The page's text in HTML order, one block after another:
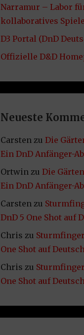
Narramur – Labor
kollaboratives
D3 Portal (DnD
Offizielle D&D
Neueste
Carstenzu Die
Ein DnD Anfänger-
Ortwinzu Die
Ein DnD Anfänger-
Carstenzu
DnD 5 One Shot auf
Chris zu
One Shot auf
Chris zu
One Shot auf